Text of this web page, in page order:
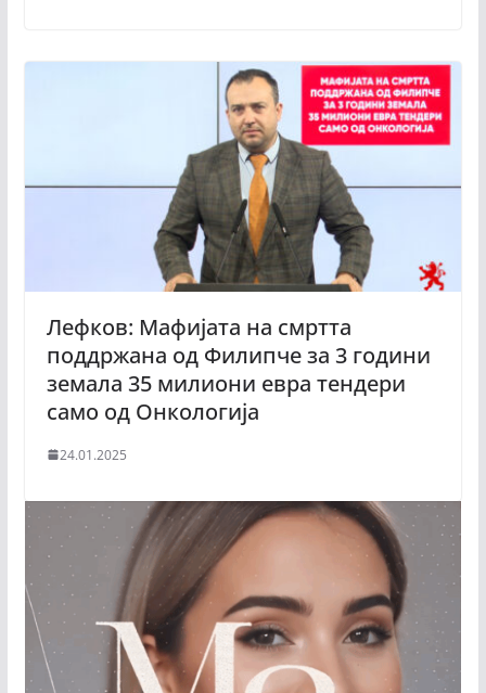
Лефков: Мафијата на смртта
поддржана од Филипче за 3 години
земала 35 милиони евра тендери
само од Онкологија
24.01.2025